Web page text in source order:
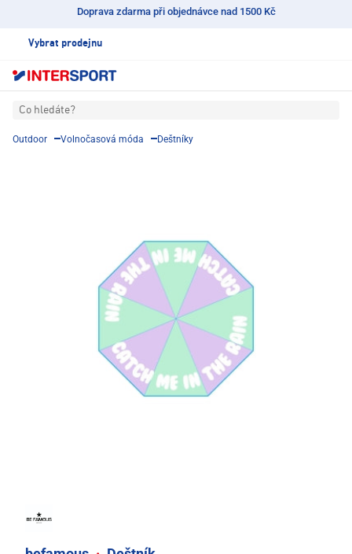
Doprava zdarma při objednávce nad 1500 Kč
Vybrat prodejnu
Co hledáte?
Outdoor Volnočasová móda Deštníky